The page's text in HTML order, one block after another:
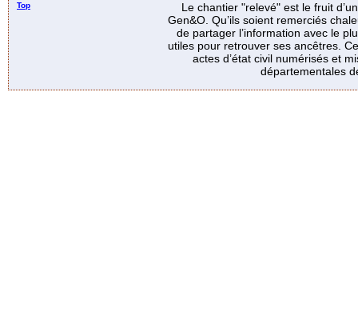
Top
Le chantier "relevé" est le fruit
Gen&O. Qu’ils soient remerciés
de partager l’information avec le
utiles pour retrouver ses ancêtres.
actes d’état civil numérisés et
départementales